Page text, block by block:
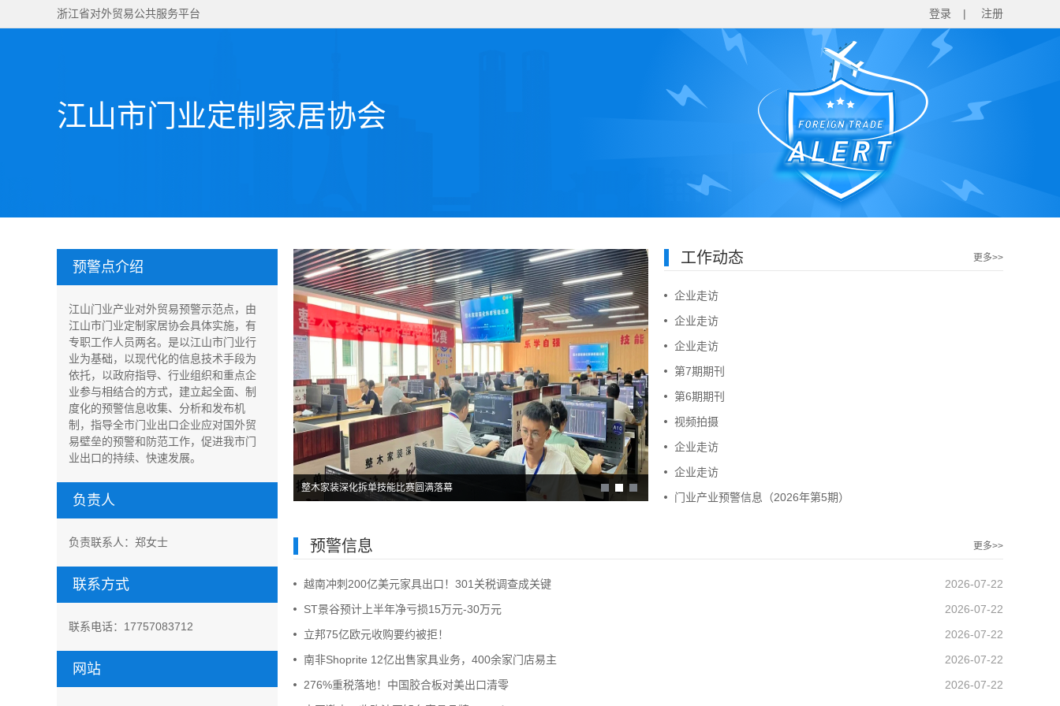
登录 | 注册
浙江省对外贸易公共服务平台
江山市门业定制家居协会
预警点介绍
江山门业产业对外贸易预警示范点，由
江山市门业定制家居协会具体实施，有
专职工作人员两名。是以江山市门业行
业为基础，以现代化的信息技术手段为
依托，以政府指导、行业组织和重点企
业参与相结合的方式，建立起全面、制
度化的预警信息收集、分析和发布机
制，指导全市门业出口企业应对国外贸
易壁垒的预警和防范工作，促进我市门
业出口的持续、快速发展。
负责人
负责联系人：郑女士
联系方式
联系电话：17757083712
网站
整木家装深化拆单技能比赛圆满落幕
工作动态 更多>>
企业走访
企业走访
企业走访
第7期期刊
第6期期刊
视频拍摄
企业走访
企业走访
门业产业预警信息（2026年第5期）
预警信息 更多>>
2026-07-22
越南冲刺200亿美元家具出口！301关税调查成关键
2026-07-22
ST景谷预计上半年净亏损15万元-30万元
2026-07-22
立邦75亿欧元收购要约被拒！
2026-07-22
南非Shoprite 12亿出售家具业务，400余家门店易主
2026-07-22
276%重税落地！中国胶合板对美出口清零